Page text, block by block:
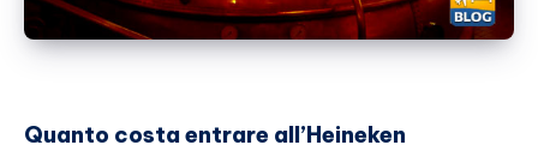
Quanto costa entrare all’Heineken